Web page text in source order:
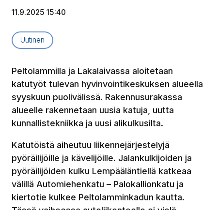
11.9.2025 15:40
Artikkelityyppi:
Uutinen
Peltolammilla ja Lakalaivassa aloitetaan
katutyöt tulevan hyvinvointikeskuksen alueella
syyskuun puolivälissä. Rakennusurakassa
alueelle rakennetaan uusia katuja, uutta
kunnallistekniikka ja uusi alikulkusilta.
Katutöistä aiheutuu liikennejärjestelyjä
pyöräilijöille ja kävelijöille. Jalankulkijoiden ja
pyöräilijöiden kulku Lempääläntiellä katkeaa
välillä Automiehenkatu – Palokallionkatu ja
kiertotie kulkee Peltolamminkadun kautta.